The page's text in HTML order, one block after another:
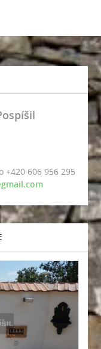
+420 606 956 295